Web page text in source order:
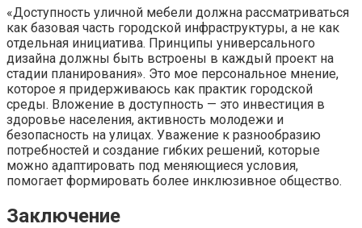
«Доступность уличной мебели должна рассматриваться
как базовая часть городской инфраструктуры, а не как
отдельная инициатива. Принципы универсального
дизайна должны быть встроены в каждый проект на
стадии планирования». Это мое персональное мнение,
которое я придерживаюсь как практик городской
среды. Вложение в доступность — это инвестиция в
здоровье населения, активность молодежи и
безопасность на улицах. Уважение к разнообразию
потребностей и создание гибких решений, которые
можно адаптировать под меняющиеся условия,
помогает формировать более инклюзивное общество.
Заключение